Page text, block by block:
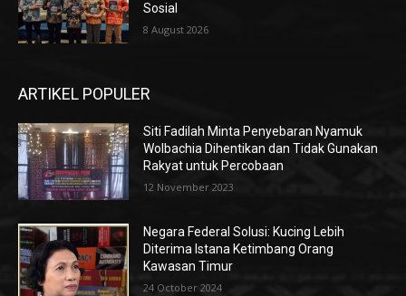
Sosial
8 August 2026
ARTIKEL POPULER
Siti Fadilah Minta Penyebaran Nyamuk
Wolbachia Dihentikan dan Tidak Gunakan
Rakyat untuk Percobaan
12 November 2023
Negara Federal Solusi: Kucing Lebih
Diterima Istana Ketimbang Orang
Kawasan Timur
24 October 2024